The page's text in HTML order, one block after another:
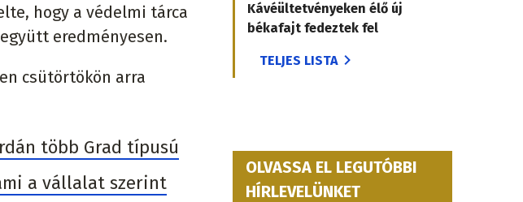
hogy a védelmi tárca
eredményesen.
csütörtökön arra
több Grad típusú
a vállalat szerint
Kávéültetvényeken élő új
békafajt fedeztek fel
TELJES LISTA
OLVASSA EL LEGUTÓBBI
HÍRLEVELÜNKET